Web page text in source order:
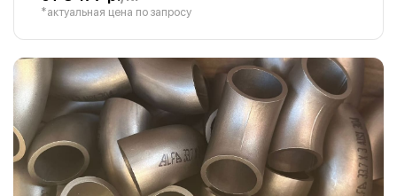
*актуальная цена по запросу